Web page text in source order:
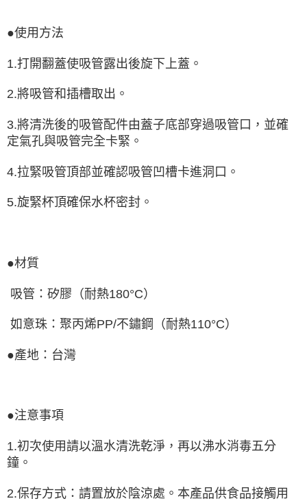
●使用方法
1.打開翻蓋使吸管露出後旋下上蓋。
2.將吸管和插槽取出。
3.將清洗後的吸管配件由蓋子底部穿過吸管口，並確
定氣孔與吸管完全卡緊。
4.拉緊吸管頂部並確認吸管凹槽卡進洞口。
5.旋緊杯頂確保水杯密封。
●材質
吸管：矽膠（耐熱180°C）
如意珠：聚丙烯PP/不鏽鋼（耐熱110°C）
●產地：台灣
●注意事項
1.初次使用請以溫水清洗乾淨，再以沸水消毒五分
鐘。
2.保存方式：請置放於陰涼處。本產品供食品接觸用